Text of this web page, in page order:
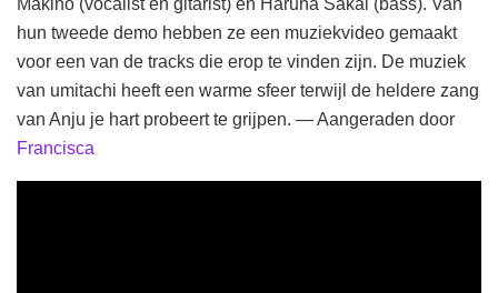
hun tweede demo hebben ze een muziekvideo gemaakt
voor een van de tracks die erop te vinden zijn. De muziek
van umitachi heeft een warme sfeer terwijl de heldere zang
van Anju je hart probeert te grijpen. — Aangeraden door
Francisca